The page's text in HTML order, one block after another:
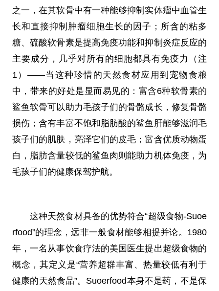
之一，在其软骨中有一种能够抑制实体瘤中血管生
长和直接抑制肿瘤细胞生长的因子；所含的粘多
糖、硫酸软骨素是提高免疫功能和抑制炎症反应的
主要成分，几乎对所有的细胞都具有免疫力（注
1）——当这种珍惜的天然食材应用到宠物食粮
中，带来的好处是显而易见的：富含6种软骨素的
鲨鱼软骨可以助力毛孩子们的骨骼成长，修复骨骼
损伤；含有丰富不饱和脂肪酸的鲨鱼肝能够滋润毛
孩子们的肌肤，亮泽它们的皮毛；富含优质动物蛋
白，脂肪含量较低的鲨鱼肉则能助力机体免疫，为
毛孩子们的健康保驾护航。
这种天然食材具备的优势符合“超级食物-Suoe
rfood”的理念 ，远非一般食材能够相提并论。1980
年，一名从事饮食疗法的美国医生提出超级食物的
概念，其定义是“营养超群丰富、热量较低有利于
健康的天然食品”。Suoerfood本身不是药，不是保